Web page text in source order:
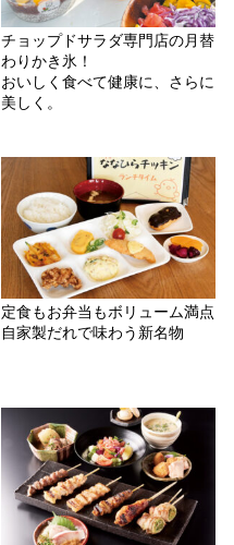
チョップドサラダ専門店の月替
わりかき氷！
おいしく食べて健康に、さらに
美しく。
定食もお弁当もボリューム満点
自家製だれで味わう新名物